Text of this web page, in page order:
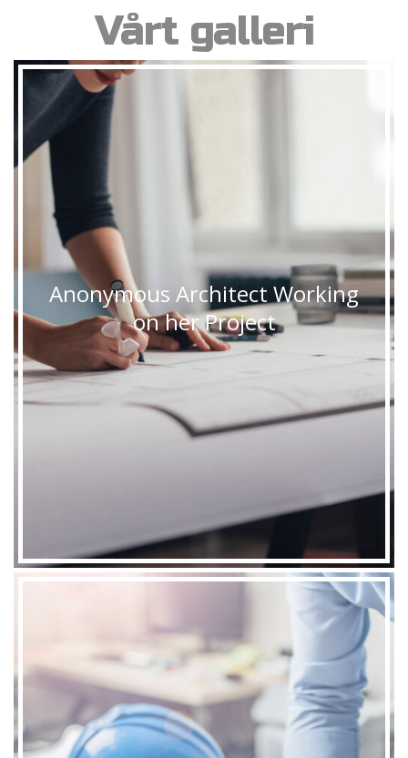
Vårt galleri
Anonymous Architect Working
on her Project